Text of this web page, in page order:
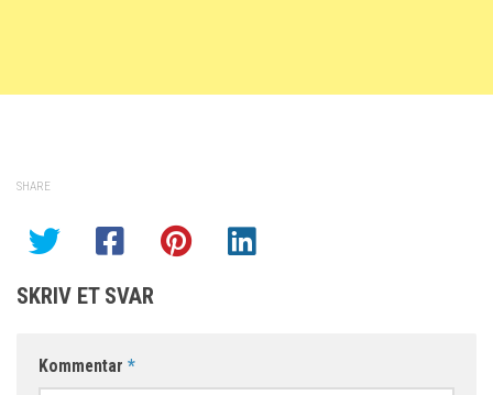
SHARE
SKRIV ET SVAR
Kommentar *